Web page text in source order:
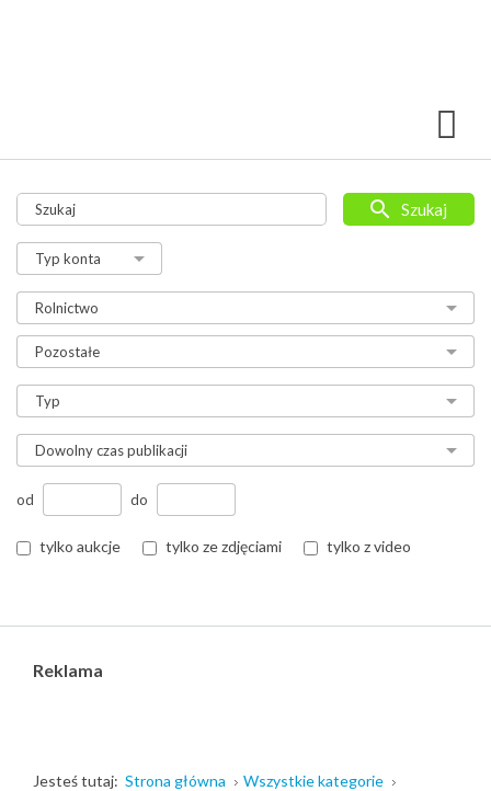
od do
tylko aukcje tylko ze zdjęciami tylko z video
Szukaj
Reklama
Jesteś tutaj: Strona główna
Wszystkie kategorie